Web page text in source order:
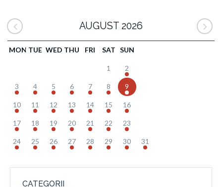
AUGUST 2026
MON TUE WED THU FRI SAT SUN
1 2
3 4 5 6 7 8 9
10 11 12 13 14 15 16
17 18 19 20 21 22 23
24 25 26 27 28 29 30 31
CATEGORII